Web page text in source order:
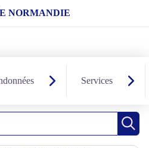
NORMANDIE
Services
: VTT